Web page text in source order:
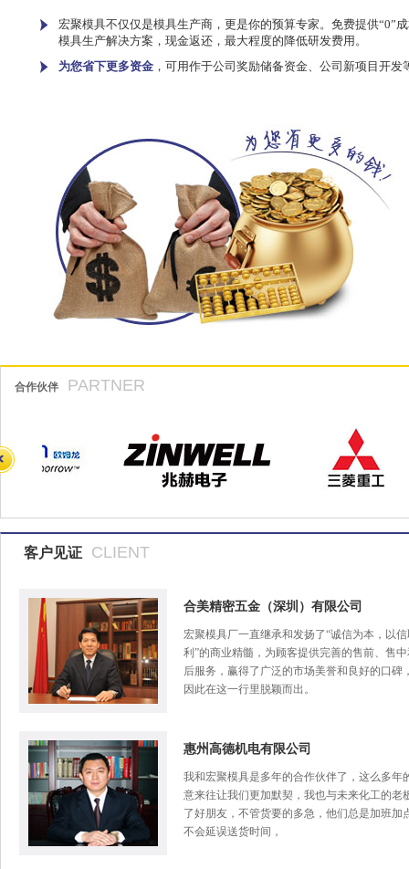
宏聚模具不仅仅是模具生产商，更是你的预算专家。免费提供“0”
模具生产解决方案，现金返还，最大程度的降低研发费用。
为您省下更多资金 ，可用作于公司奖励储备资金、公司新项目开发
合作伙伴 PARTNER
客户见证 CLIENT
合美精密五金（深圳）有限公司
宏聚模具厂一直继承和发扬了“诚信为本，以信
利”的商业精髓，为顾客提供完善的售前、售
后服务，赢得了广泛的市场美誉和良好的口碑
因此在这一行里脱颖而出。
惠州高德机电有限公司
我和宏聚模具是多年的合作伙伴了，这么多年
意来往让我们更加默契，我也与未来化工的老
了好朋友，不管货要的多急，他们总是加班加
不会延误送货时间，